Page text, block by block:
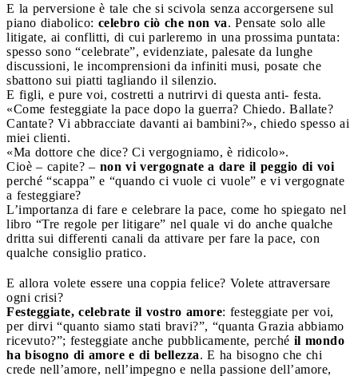
E la perversione è tale che si scivola senza accorgersene sul
piano diabolico: celebro ciò che non va. Pensate solo alle
litigate, ai conflitti, di cui parleremo in una prossima puntata:
spesso sono “celebrate”, evidenziate, palesate da lunghe
discussioni, le incomprensioni da infiniti musi, posate che
sbattono sui piatti tagliando il silenzio.
E figli, e pure voi, costretti a nutrirvi di questa anti- festa.
«Come festeggiate la pace dopo la guerra? Chiedo. Ballate?
Cantate? Vi abbracciate davanti ai bambini?», chiedo spesso ai
miei clienti.
«Ma dottore che dice? Ci vergogniamo, è ridicolo».
Cioè – capite? – non vi vergognate a dare il peggio di voi
perché “scappa” e “quando ci vuole ci vuole” e vi vergognate
a festeggiare?
L’importanza di fare e celebrare la pace, come ho spiegato nel
libro “Tre regole per litigare” nel quale vi do anche qualche
dritta sui differenti canali da attivare per fare la pace, con
qualche consiglio pratico.
E allora volete essere una coppia felice? Volete attraversare
ogni crisi?
Festeggiate, celebrate il vostro amore: festeggiate per voi,
per dirvi “quanto siamo stati bravi?”, “quanta Grazia abbiamo
ricevuto?”; festeggiate anche pubblicamente, perché il mondo
ha bisogno di amore e di bellezza. E ha bisogno che chi
crede nell’amore, nell’impegno e nella passione dell’amore,